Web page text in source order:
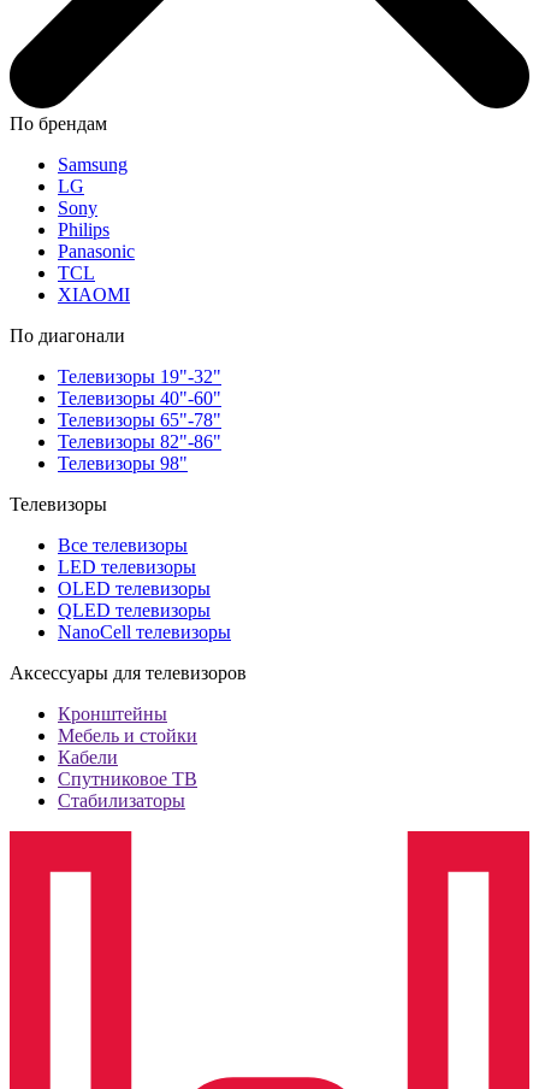
По брендам
Samsung
LG
Sony
Philips
Panasonic
TCL
XIAOMI
По диагонали
Телевизоры 19"-32"
Телевизоры 40"-60"
Телевизоры 65"-78"
Телевизоры 82"-86"
Телевизоры 98"
Телевизоры
Все телевизоры
LED телевизоры
OLED телевизоры
QLED телевизоры
NanoCell телевизоры
Аксессуары для телевизоров
Кронштейны
Мебель и стойки
Кабели
Спутниковое ТВ
Стабилизаторы